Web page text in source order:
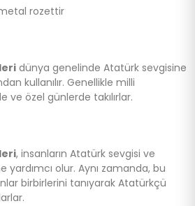
rozettir
dünya genelinde Atatürk sevgisine
kullanılır. Genellikle milli
özel günlerde takılırlar.
, insanların Atatürk sevgisi ve
yardımcı olur. Aynı zamanda, bu
birbirlerini tanıyarak Atatürkçü